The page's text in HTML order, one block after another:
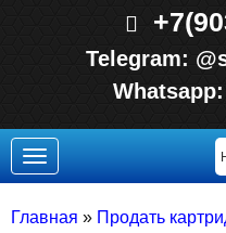
Telegram:
Whatsapp:
Toggle
navigation
Главная » Продать